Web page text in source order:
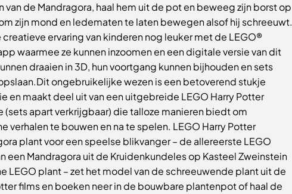
van de Mandragora, haal hem uit de pot en beweeg zijn borst op
zijn mond en ledematen te laten bewegen alsof hij schreeuwt.
creatieve ervaring van kinderen nog leuker met de LEGO®
waarmee ze kunnen inzoomen en een digitale versie van dit
draaien in 3D, hun voortgang kunnen bijhouden en sets
ongebruikelijke wezen is een betoverend stukje
en maakt deel uit van een uitgebreide LEGO Harry Potter
(sets apart verkrijgbaar) die talloze manieren biedt om
verhalen te bouwen en na te spelen. LEGO Harry Potter
plant voor een speelse blikvanger – de allereerste LEGO
een Mandragora uit de Kruidenkundeles op Kasteel Zweinstein
LEGO plant – zet het model van de schreeuwende plant uit de
films en boeken neer in de bouwbare plantenpot of haal de